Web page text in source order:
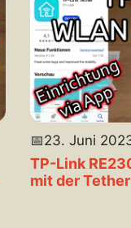
📅23. Juni
TP-Link
mit der